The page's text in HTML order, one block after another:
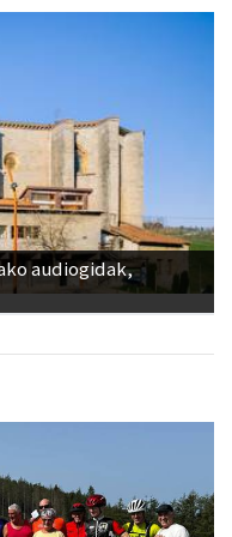
audiogidak,